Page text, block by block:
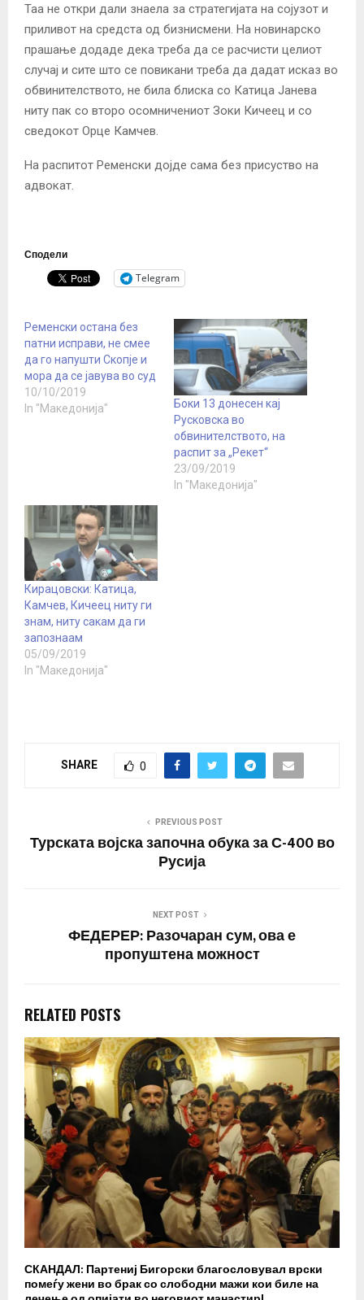
Таа не откри дали знаела за стратегијата на сојузот и
приливот на средста од бизнисмени. На новинарско
прашање додаде дека треба да се расчисти целиот
случај и сите што се повикани треба да дадат исказ во
обвинителството, не била блиска со Катица Јанева
ниту пак со второ осомничениот Зоки Кичеец и со
сведокот Орце Камчев.
На распитот Ременски дојде сама без присуство на
адвокат.
Сподели
Telegram
Ременски остана без
патни исправи, не смее
да го напушти Скопје и
мора да се јавува во суд
10/10/2019
In "Македонија"
Боки 13 донесен кај
Русковска во
обвинителството, на
распит за „Рекет“
23/09/2019
In "Македонија"
Кирацовски: Катица,
Камчев, Кичеец ниту ги
знам, ниту сакам да ги
запознаам
05/09/2019
In "Македонија"
SHARE 0
PREVIOUS POST
Турската војска започна обука за С-400 во
Русија
NEXT POST
ФЕДЕРЕР: Разочаран сум, ова е
пропуштена можност
RELATED POSTS
СКАНДАЛ: Партениј Бигорски благословувал врски
помеѓу жени во брак со слободни мажи кои биле на